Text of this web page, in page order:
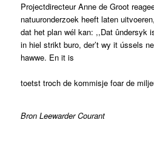
Projectdirecteur Anne de Groot
natuuronderzoek heeft laten
dat het plan wél kan: ,,Dat ûndersyk
in hiel strikt buro, der’t wy it ússels
hawwe. En it is
toetst troch de kommisje foar de
Bron Leewarder Courant